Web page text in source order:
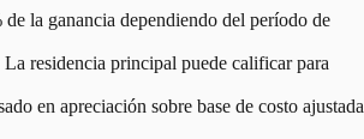
de la ganancia dependiendo del período de
La residencia principal puede calificar para
en apreciación sobre base de costo ajustada